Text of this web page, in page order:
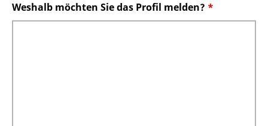
Weshalb möchten Sie das Profil melden? *